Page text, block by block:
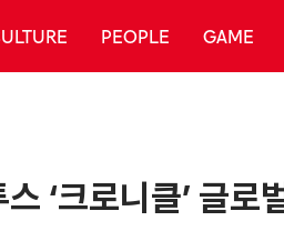
PEOPLE GAME
‘크로니클’ 글